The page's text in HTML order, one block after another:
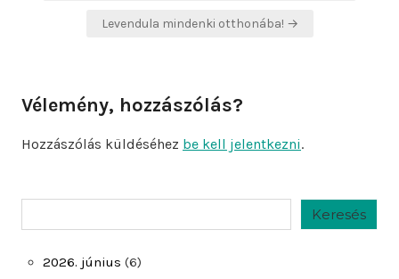
Levendula mindenki otthonába! →
Vélemény, hozzászólás?
Hozzászólás küldéséhez be kell jelentkezni.
Keresés
2026. június (6)